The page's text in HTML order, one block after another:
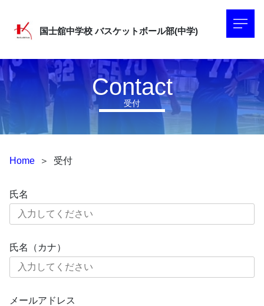
国士舘中学校 バスケットボール部(中学)
受付
Contact
Home ＞ 受付
氏名
氏名（カナ）
メールアドレス